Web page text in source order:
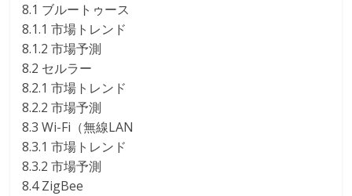
8.1 ブルートゥース
8.1.1 市場トレンド
8.1.2 市場予測
8.2 セルラー
8.2.1 市場トレンド
8.2.2 市場予測
8.3 Wi-Fi（無線LAN
8.3.1 市場トレンド
8.3.2 市場予測
8.4 ZigBee